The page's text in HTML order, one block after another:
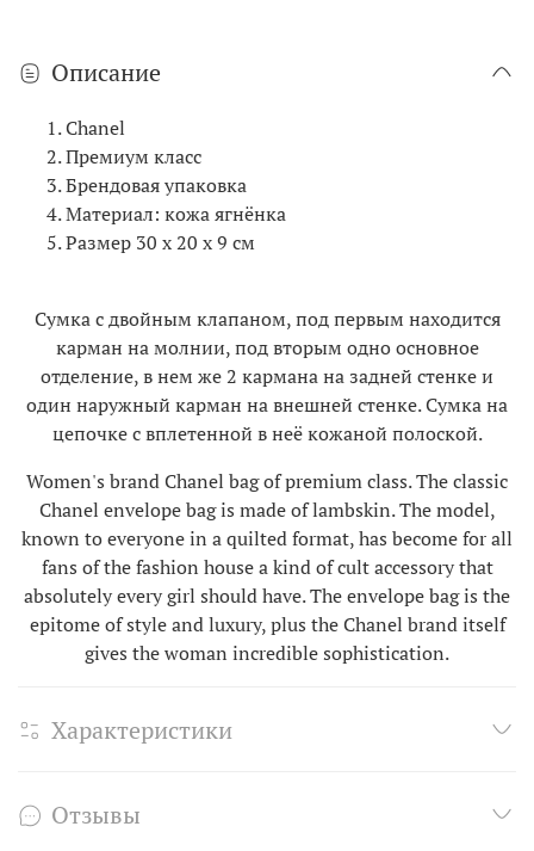
Описание
Chanel
Премиум класс
Брендовая упаковка
Материал: кожа ягнёнка
Размер 30 х 20 х 9 см
Сумка с двойным клапаном, под первым находится
карман на молнии, под вторым одно основное
отделение, в нем же 2 кармана на задней стенке и
один наружный карман на внешней стенке. Сумка на
цепочке с вплетенной в неё кожаной полоской.
Women's brand Chanel bag of premium class. The classic
Chanel envelope bag is made of lambskin. The model,
known to everyone in a quilted format, has become for all
fans of the fashion house a kind of cult accessory that
absolutely every girl should have. The envelope bag is the
epitome of style and luxury, plus the Chanel brand itself
gives the woman incredible sophistication.
Характеристики
Отзывы